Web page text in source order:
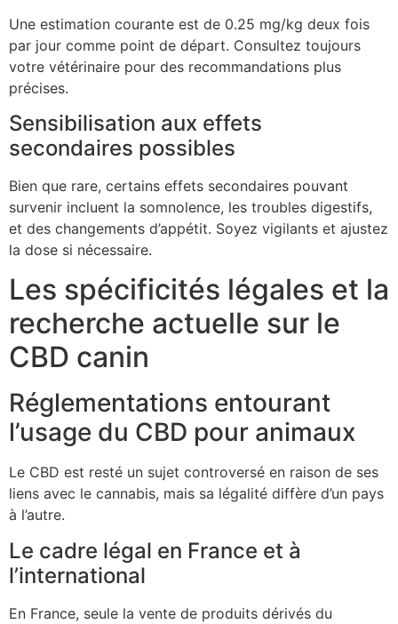
Une estimation courante est de 0.25 mg/kg deux fois
par jour comme point de départ. Consultez toujours
votre vétérinaire pour des recommandations plus
précises.
Sensibilisation aux effets
secondaires possibles
Bien que rare, certains effets secondaires pouvant
survenir incluent la somnolence, les troubles digestifs,
et des changements d’appétit. Soyez vigilants et ajustez
la dose si nécessaire.
Les spécificités légales et la
recherche actuelle sur le
CBD canin
Réglementations entourant
l’usage du CBD pour animaux
Le CBD est resté un sujet controversé en raison de ses
liens avec le cannabis, mais sa légalité diffère d’un pays
à l’autre.
Le cadre légal en France et à
l’international
En France, seule la vente de produits dérivés du